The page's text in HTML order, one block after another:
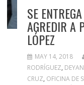
SE
AGREDIR A
LÓPEZ
MAY 14, 2018
RODRÍGUEZ,
CRUZ, OFICINA DE